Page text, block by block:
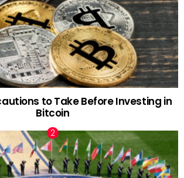
to Take Before Investing in
Bitcoin